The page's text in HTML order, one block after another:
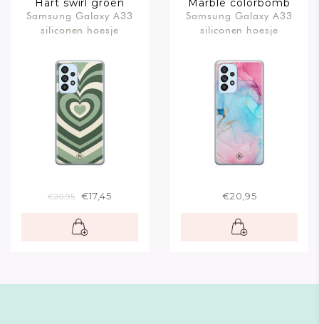
Hart swirl groen
Samsung Galaxy A33
siliconen hoesje
€20,95 €17,45
Marble colorbomb
Samsung Galaxy A33
siliconen hoesje
€20,95